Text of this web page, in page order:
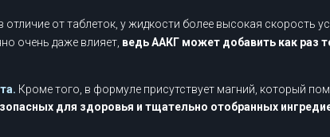
от таблеток, у жидкости более высокая скорость
очень даже влияет, ведь ААКГ может добавить как раз
Кроме того, в формуле присутствует магний, который
для здоровья и тщательно отобранных